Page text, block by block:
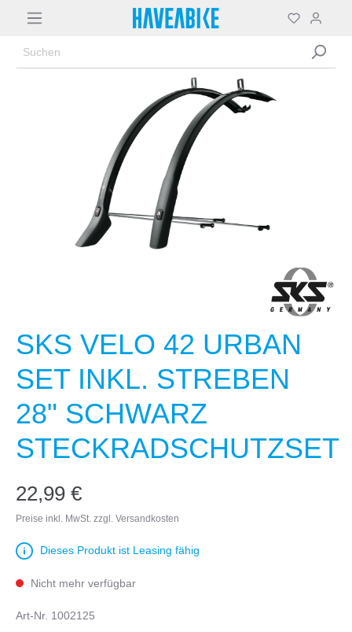
SKS VELO 42 URBAN
SET INKL. STREBEN
28" SCHWARZ
STECKRADSCHUTZSET
22,99 €
Preise inkl. MwSt. zzgl. Versandkosten
Dieses Produkt ist Leasing fähig
Nicht mehr verfügbar
Art-Nr. 1002125